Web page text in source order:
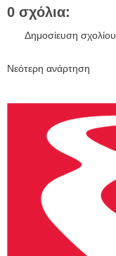
0 σχόλια:
Δημοσίευση σχολίου
Νεότερη ανάρτηση